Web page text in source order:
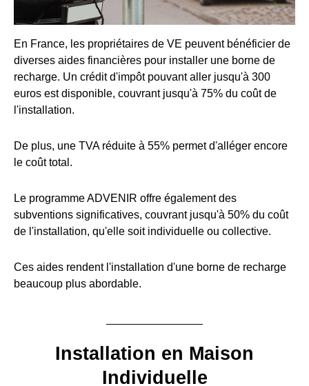
En France, les propriétaires de VE peuvent bénéficier de
diverses aides financières pour installer une borne de
recharge. Un crédit d'impôt pouvant aller jusqu'à 300
euros est disponible, couvrant jusqu'à 75% du coût de
l'installation.
De plus, une TVA réduite à 55% permet d'alléger encore
le coût total.
Le programme ADVENIR offre également des
subventions significatives, couvrant jusqu'à 50% du coût
de l'installation, qu'elle soit individuelle ou collective.
Ces aides rendent l'installation d'une borne de recharge
beaucoup plus abordable.
Installation en Maison
Individuelle